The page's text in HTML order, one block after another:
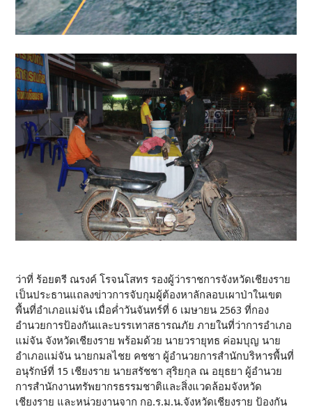
ว่าที่ ร้อยตรี ณรงค์ โรจนโสทร รองผู้ว่าราชการจังหวัดเชียงราย
เป็นประธานแถลงข่าวการจับกุมผู้ต้องหาลักลอบเผาป่าในเขต
พื้นที่อำเภอแม่จัน เมื่อค่ำวันจันทร์ที่ 6 เมษายน 2563 ที่กอง
อำนวยการป้องกันและบรรเทาสธารณภัย ภายในที่ว่าการอำเภอ
แม่จัน จังหวัดเชียงราย พร้อมด้วย นายวรายุทธ ค่อมบุญ นาย
อำเภอแม่จัน นายกมลไชย คชชา ผู้อำนวยการสำนักบริหารพื้นที่
อนุรักษ์ที่ 15 เชียงราย นายสรัชชา สุริยกุล ณ อยุธยา ผู้อำนวย
การสำนักงานทรัพยากรธรรมชาติและสิ่งแวดล้อมจังหวัด
เชียงราย และหน่วยงานจาก กอ.ร.ม.น.จังหวัดเชียงราย ป้องกัน